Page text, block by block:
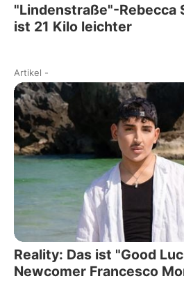
"Lindenstraße"-Rebecca
ist 21 Kilo leichter
Artikel -
Reality: Das ist "Good
Newcomer Francesco